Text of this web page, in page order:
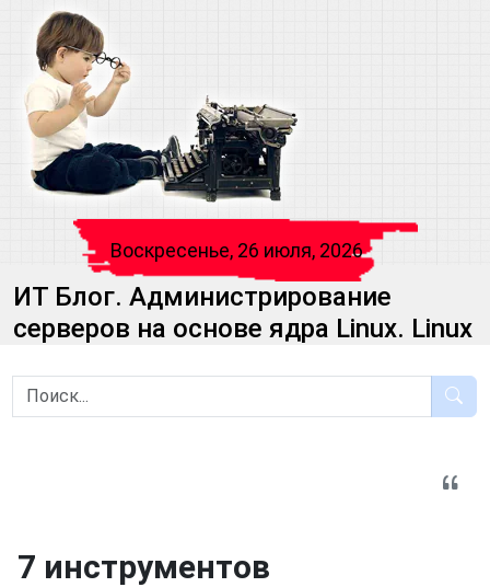
Воскресенье, 26 июля, 2026
ИТ Блог. Администрирование
серверов на основе ядра Linux. Linux
7 инструментов